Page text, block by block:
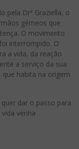
pela Drª Graziella, o
gémeos que
O movimento
interrompido. O
a vida, da reação
a serviço da sua
que habita na origem
dar o passo para
venha